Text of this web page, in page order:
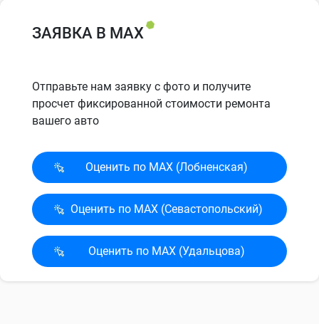
ЗАЯВКА В MAX
Отправьте нам заявку с фото и получите
просчет фиксированной стоимости ремонта
вашего авто
Оценить по MAX (Лобненская)
Оценить по MAX (Севасто­польский)
Оценить по MAX (Удальцова)